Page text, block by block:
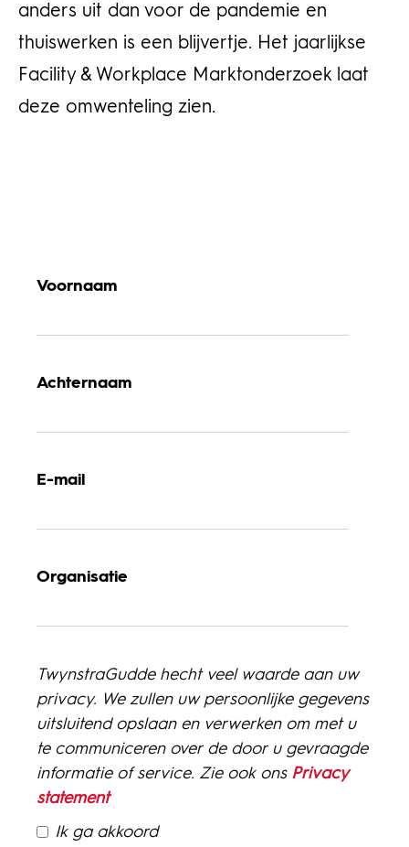
anders uit dan voor de pandemie en
thuiswerken is een blijvertje. Het jaarlijkse
Facility & Workplace Marktonderzoek laat
deze omwenteling zien.
Voornaam
Achternaam
E-mail
Organisatie
TwynstraGudde hecht veel waarde aan uw
privacy. We zullen uw persoonlijke gegevens
uitsluitend opslaan en verwerken om met u
te communiceren over de door u gevraagde
informatie of service. Zie ook ons Privacy
statement
Ik ga akkoord